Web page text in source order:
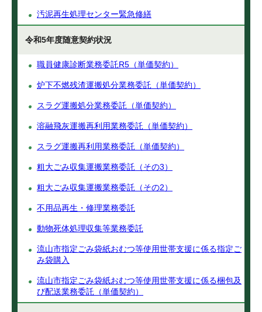
汚泥再生処理センター緊急修繕
令和5年度随意契約状況
職員健康診断業務委託R5（単価契約）
炉下不燃残渣運搬処分業務委託（単価契約）
スラグ運搬処分業務委託（単価契約）
溶融飛灰運搬再利用業務委託（単価契約）
スラグ運搬再利用業務委託（単価契約）
粗大ごみ収集運搬業務委託（その3）
粗大ごみ収集運搬業務委託（その2）
不用品再生・修理業務委託
動物死体処理収集等業務委託
流山市指定ごみ袋紙おむつ等使用世帯支援に係る指定ご
み袋購入
流山市指定ごみ袋紙おむつ等使用世帯支援に係る梱包及
び配送業務委託（単価契約）